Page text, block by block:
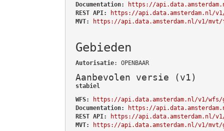
Documentation:
https://
REST API:
https://api.data.amsterdam.nl/
MVT:
https://api.data.amsterdam.nl/v1/mvt/
Gebieden
Autorisatie: OPENBAAR
Aanbevolen versie (v1)
stabiel
WFS:
https://api.data.amsterdam.nl/v1/wfs/
Documentation:
https://
REST API:
https://api.data.amsterdam.nl/
MVT:
https://api.data.amsterdam.nl/v1/mvt/